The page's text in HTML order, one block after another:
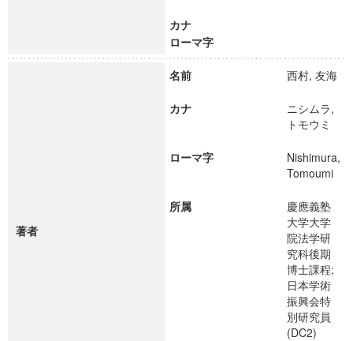
カナ
ローマ字
著者
名前 西村, 友海
カナ
ニシムラ,
トモウミ
ローマ字
Nishimura,
Tomoumi
所属
慶應義塾
大学大学
院法学研
究科後期
博士課程;
日本学術
振興会特
別研究員
(DC2)